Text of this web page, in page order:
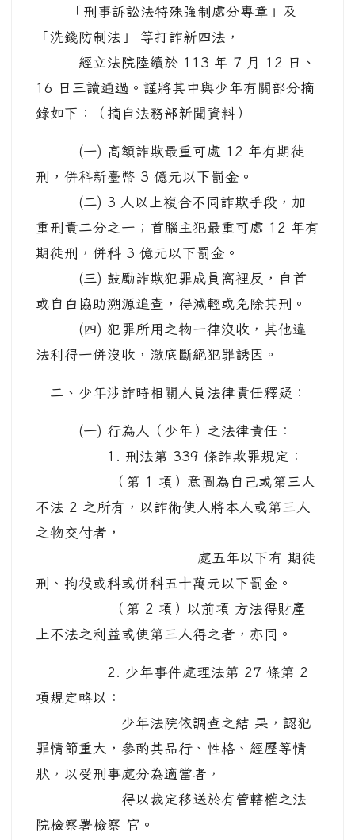
「刑事訴訟法特殊強制處分專章」及
「洗錢防制法」 等打詐新四法，
經立法院陸續於 113 年 7 月 12 日、
16 日三讀通過。謹將其中與少年有關部分摘
錄如下：（摘自法務部新聞資料）
(一) 高額詐欺最重可處 12 年有期徒
刑，併科新臺幣 3 億元以下罰金。
(二) 3 人以上複合不同詐欺手段，加
重刑責二分之一；首腦主犯最重可處 12 年有
期徒刑，併科 3 億元以下罰金。
(三) 鼓勵詐欺犯罪成員窩裡反，自首
或自白協助溯源追查，得減輕或免除其刑。
(四) 犯罪所用之物一律沒收，其他違
法利得一併沒收，澈底斷絕犯罪誘因。
二、少年涉詐時相關人員法律責任釋疑：
(一) 行為人（少年）之法律責任：
1. 刑法第 339 條詐欺罪規定：
（第 1 項）意圖為自己或第三人
不法 2 之所有，以詐術使人將本人或第三人
之物交付者，
處五年以下有 期徒
刑、拘役或科或併科五十萬元以下罰金。
（第 2 項）以前項 方法得財產
上不法之利益或使第三人得之者，亦同。
2. 少年事件處理法第 27 條第 2
項規定略以：
少年法院依調查之結 果，認犯
罪情節重大，參酌其品行、性格、經歷等情
狀，以受刑事處分為適當者，
得以裁定移送於有管轄權之法
院檢察署檢察 官。